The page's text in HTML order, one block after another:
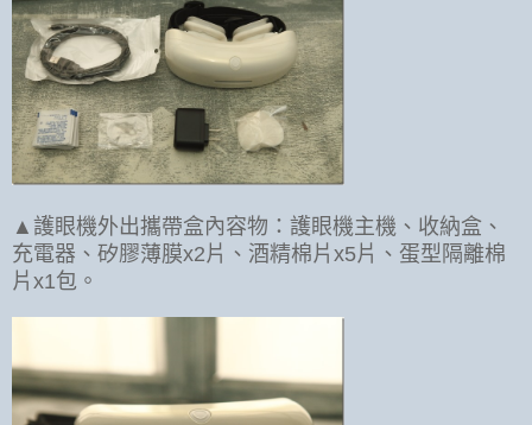
▲護眼機外出攜帶盒內容物：護眼機主機、收納盒、
充電器、矽膠薄膜x2片、酒精棉片x5片、蛋型隔離棉
片x1包。